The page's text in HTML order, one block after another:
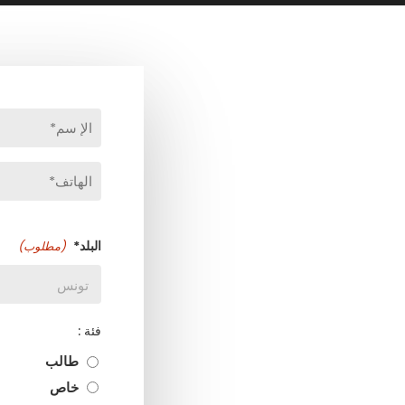
(مطلوب)
Téléphone
البلد* (مطلوب)
فئة :
طالب
خاص